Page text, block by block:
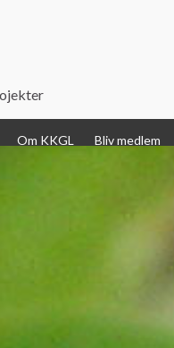
Om KKGL Bliv medlem